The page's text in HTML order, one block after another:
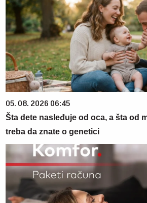
05. 08. 2026 06:45
Šta dete nasleđuje od oca, a šta od
treba da znate o genetici